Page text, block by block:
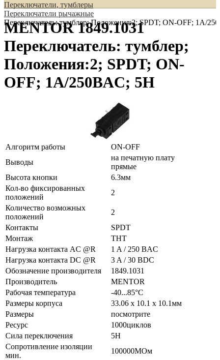
Переключатели, тумблеры
Переключатели рычажные
Переключатель: тумблер; Положения:2; SPDT; ON-OFF; 1A/
MENTOR 1849.1031
Переключатель: тумблер;
Положения:2; SPDT; ON-
OFF; 1A/250ВAC; 5Н
Алгоритм работы
ON-OFF
Выводы
на печатную плату
прямые
Высота кнопки
6.3мм
Кол-во фиксированных
положений
2
Количество возможных
положений
2
Контакты
SPDT
Монтаж
THT
Нагрузка контакта AC @R
1 A / 250 ВAC
Нагрузка контакта DC @R
3 A / 30 ВDC
Обозначение производителя
1849.1031
Производитель
MENTOR
Рабочая температура
-40...85°C
Размеры корпуса
33.06 x 10.1 x 10.1мм
Размеры
посмотрите
Ресурс
1000циклов
Сила переключения
5Н
Сопротивление изоляции
мин.
100000МОм